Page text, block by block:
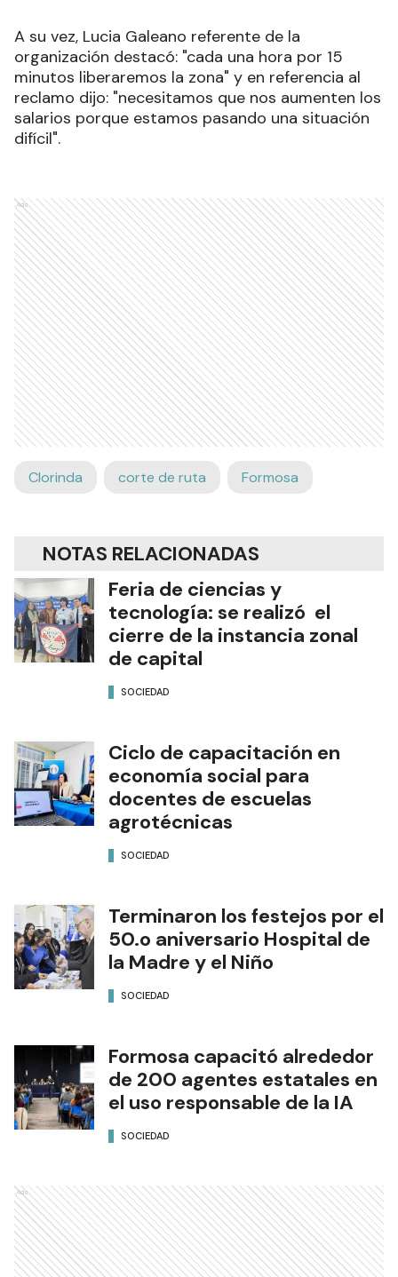
A su vez, Lucia Galeano referente de la
organización destacó: "cada una hora por 15
minutos liberaremos la zona" y en referencia al
reclamo dijo: "necesitamos que nos aumenten los
salarios porque estamos pasando una situación
difícil".
Ads
Clorinda corte de ruta Formosa
NOTAS RELACIONADAS
Feria de ciencias y
tecnología: se realizó el
cierre de la instancia zonal
de capital
SOCIEDAD
Ciclo de capacitación en
economía social para
docentes de escuelas
agrotécnicas
SOCIEDAD
Terminaron los festejos por el
50.o aniversario Hospital de
la Madre y el Niño
SOCIEDAD
Formosa capacitó alrededor
de 200 agentes estatales en
el uso responsable de la IA
SOCIEDAD
Ads